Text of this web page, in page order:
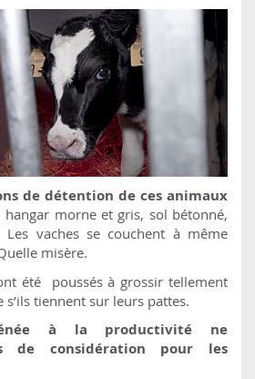
de détention de ces animaux
hangar morne et gris, sol bétonné,
vaches se couchent à même
misère.
été poussés à grossir tellement
s’ils tiennent sur leurs pattes.
à la productivité ne
de considération pour les